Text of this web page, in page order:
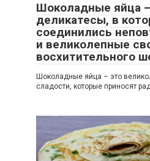
Шоколадные яйца
деликатесы, в
соединились
и великолепные
восхитительного
Шоколадные яйца – это
сладости, которые приносят